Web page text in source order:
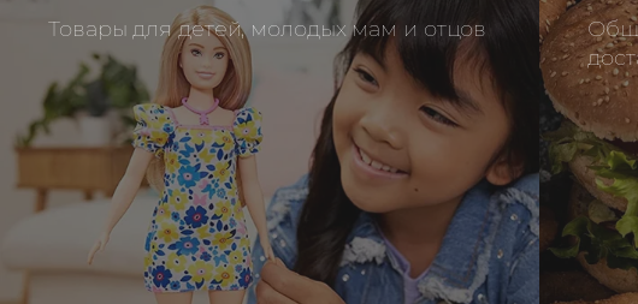
Товары для детей, молодых мам и отцов